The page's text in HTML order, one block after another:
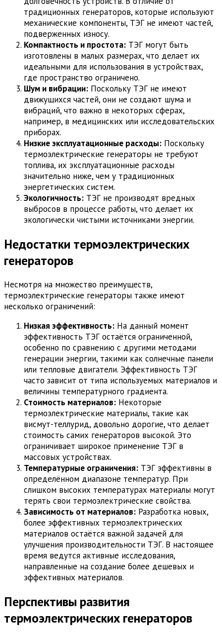
традиционных генераторов, которые используют
механические компоненты, ТЭГ не имеют частей,
подверженных износу.
Компактность и простота: ТЭГ могут быть
изготовлены в малых размерах, что делает их
идеальными для использования в устройствах,
где пространство ограничено.
Шум и вибрации: Поскольку ТЭГ не имеют
движущихся частей, они не создают шума и
вибраций, что важно в некоторых сферах,
например, в медицинских или исследовательских
приборах.
Низкие эксплуатационные расходы: Поскольку
термоэлектрические генераторы не требуют
топлива, их эксплуатационные расходы
значительно ниже, чем у традиционных
энергетических систем.
Экологичность: ТЭГ не производят вредных
выбросов в процессе работы, что делает их
экологически чистыми источниками энергии.
Недостатки термоэлектрических
генераторов
Несмотря на множество преимуществ,
термоэлектрические генераторы также имеют
несколько ограничений:
Низкая эффективность: На данный момент
эффективность ТЭГ остаётся ограниченной,
особенно по сравнению с другими методами
генерации энергии, такими как солнечные панели
или тепловые двигатели. Эффективность ТЭГ
часто зависит от типа используемых материалов и
величины температурного градиента.
Стоимость материалов: Некоторые
термоэлектрические материалы, такие как
висмут-теллурид, довольно дорогие, что делает
стоимость самих генераторов высокой. Это
ограничивает широкое применение ТЭГ в
массовых устройствах.
Температурные ограничения: ТЭГ эффективны в
определённом диапазоне температур. При
слишком высоких температурах материалы могут
терять свои термоэлектрические свойства.
Зависимость от материалов: Разработка новых,
более эффективных термоэлектрических
материалов остаётся важной задачей для
улучшения производительности ТЭГ. В настоящее
время ведутся активные исследования,
направленные на создание более дешевых и
эффективных материалов.
Перспективы развития
термоэлектрических генераторов